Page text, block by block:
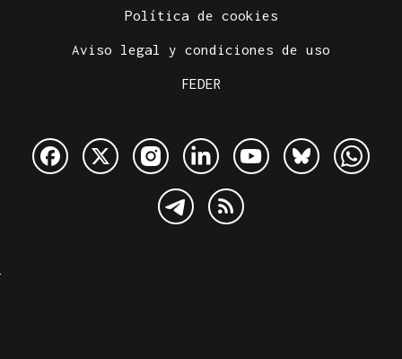
Política de cookies
Aviso legal y condiciones de uso
FEDER